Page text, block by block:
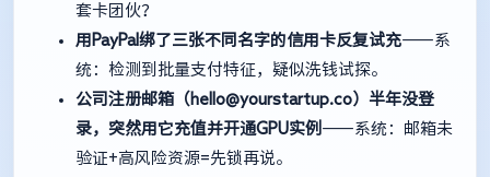
套卡团伙？
用PayPal绑了三张不同名字的信用卡反复试充——系
统：检测到批量支付特征，疑似洗钱试探。
公司注册邮箱（ hello@yourstartup.co）半年没登
录，突然用它充值并开通GPU实例 ——系统：邮箱未
验证+高风险资源=先锁再说。